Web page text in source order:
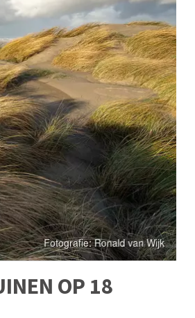
OP 18